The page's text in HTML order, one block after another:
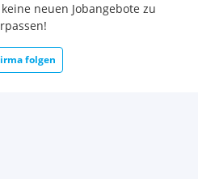
neuen Jobangebote zu
folgen